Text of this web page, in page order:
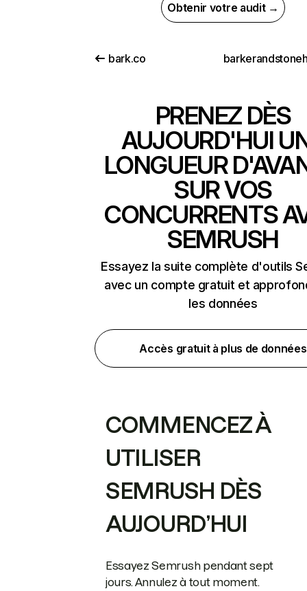
Obtenir votre audit →
bark.co
PRENEZ DÈS
AUJOURD'HUI
LONGUEUR
SUR VOS
CONCURRENTS
SEMRUSH
Essayez la suite complète d'outils
avec un compte gratuit et
les données
Accès gratuit à plus de données
COMMENCEZ À
UTILISER
SEMRUSH DÈS
AUJOURD’HUI
Essayez Semrush pendant sept
jours. Annulez à tout moment.